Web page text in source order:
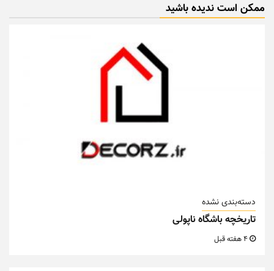
ممکن است ندیده باشید
دسته‌بندی نشده
تاریخچه باشگاه ناپولی